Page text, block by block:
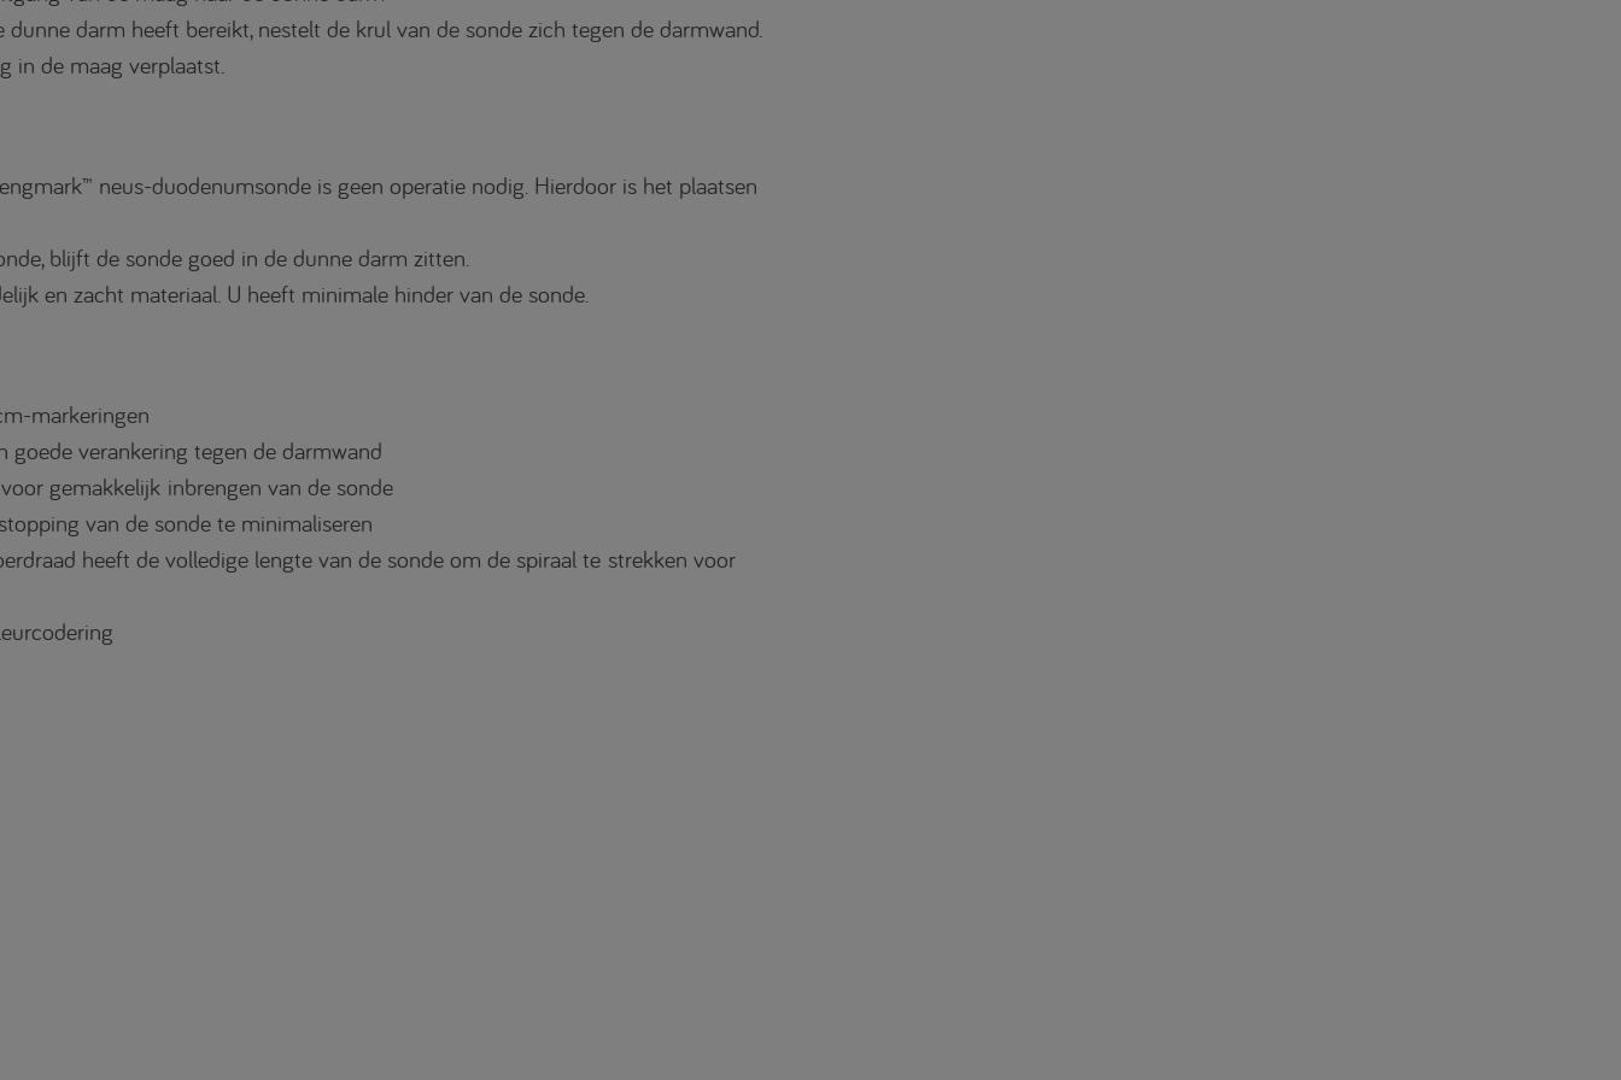
darm heeft bereikt, nestelt de krul van de sonde zich tegen de darmwand.
in de maag verplaatst.
neus-duodenumsonde is geen operatie nodig. Hierdoor is het plaatsen
blijft de sonde goed in de dunne darm zitten.
en zacht materiaal. U heeft minimale hinder van de sonde.
markeringen
goede verankering tegen de darmwand
gemakkelijk inbrengen van de sonde
van de sonde te minimaliseren
heeft de volledige lengte van de sonde om de spiraal te strekken voor